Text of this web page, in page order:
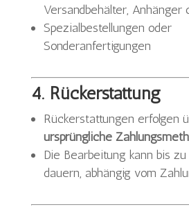
Versandbehälter, Anhänger
Spezialbestellungen oder
Sonderanfertigungen
4. Rückerstattung
Rückerstattungen erfolgen
ursprüngliche
Die Bearbeitung kann bis zu
dauern, abhängig vom